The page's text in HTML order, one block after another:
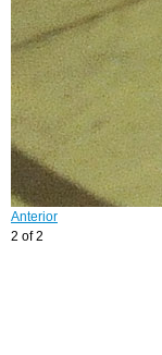
Anterior
2 of 2